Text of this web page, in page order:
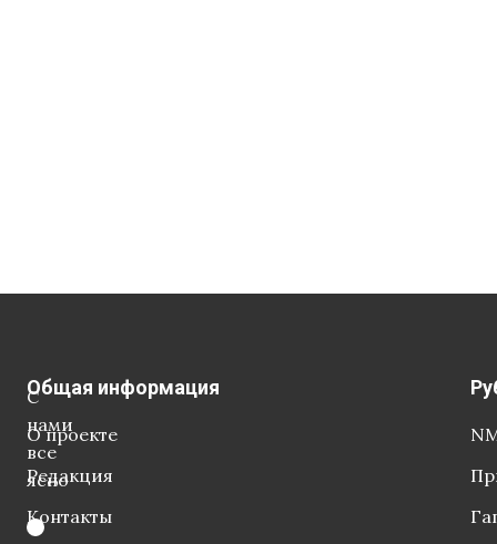
С
нами
все
ясно
Общая информация
О проекте
Редакция
Контакты